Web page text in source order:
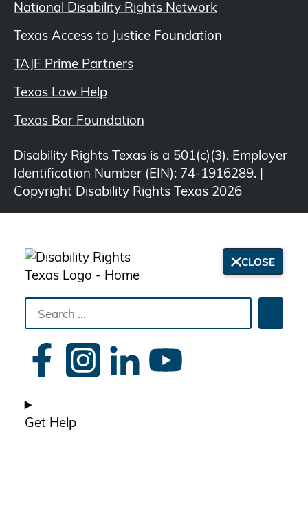
National Disability Rights Network
Texas Access to Justice Foundation
TAJF Prime Partners
Texas Law Help
Texas Bar Foundation
Disability Rights Texas is a 501(c)(3). Employer
Identification Number (EIN): 74-1916289. |
Copyright Disability Rights Texas 2026
CLOSE
Search
the
site
Get Help